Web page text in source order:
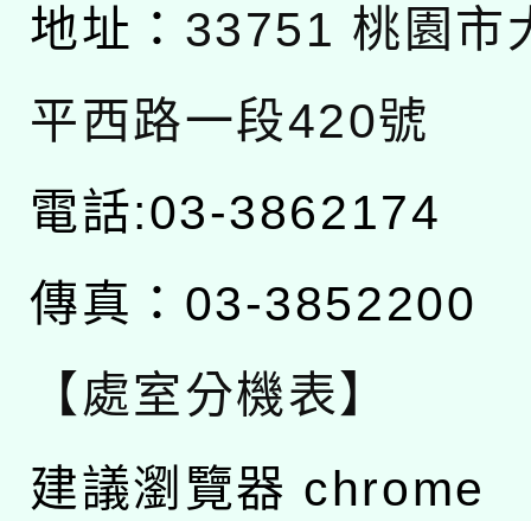
地址： 33751 桃園市
平西路一段420號
電話:03-3862174
傳真：03-3852200
【處室分機表】
建議瀏覽器 chrome